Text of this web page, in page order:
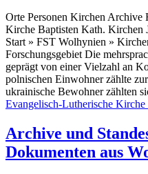
Orte Personen Kirchen
Kirche Baptisten Kath. Kirchen
Start » FST Wolhynien »
Forschungsgebiet Die
geprägt von einer Vielzahl an
polnischen Einwohner zählte
ukrainische Bewohner zählten
Evangelisch-Lutherische
Archive und
Dokumenten aus